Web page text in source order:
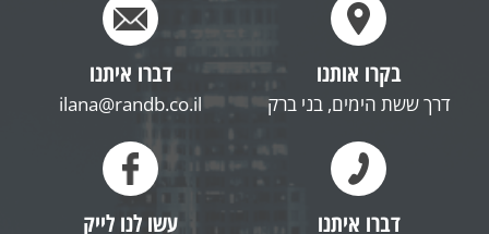
בקרו אותנו
דרך ששת הימים, בני ברק
דברו איתנו
ilana@randb.co.il
דברו איתנו עשו לנו לייק